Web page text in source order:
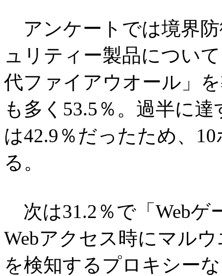
アンケートでは境界
ュリティー製品につい
代ファイアウオール」
も多く53.5％。過半に
は42.9％だったため、
る。
次は31.2％で「Webゲ
Webアクセス時にマル
を検知するプロキシー